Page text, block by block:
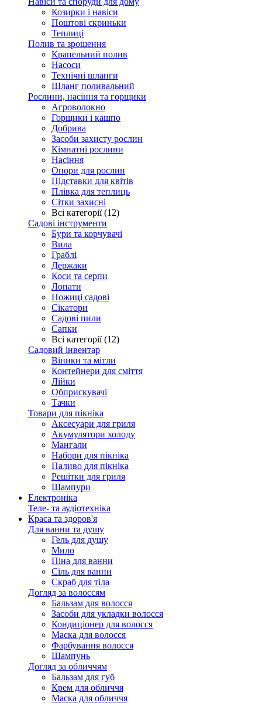
Козирки і навіси
Поштові скриньки
Теплиці
Полив та зрошення
Крапельний полив
Насоси
Технічні шланги
Шланг поливальний
Рослини, насіння та горщики
Агроволокно
Горщики і кашпо
Добрива
Засоби захисту рослин
Кімнатні рослини
Насіння
Опори для рослин
Підставки для квітів
Плівка для теплиць
Сітки захисні
Всі категорії (12)
Садові інструменти
Бури та корчувачі
Вила
Граблі
Держаки
Коси та серпи
Лопати
Ножиці садові
Сікатори
Садові пили
Сапки
Всі категорії (12)
Садовий інвентар
Віники та мітли
Контейнери для сміття
Лійки
Обприскувачі
Тачки
Товари для пікніка
Аксесуари для гриля
Акумулятори холоду
Мангали
Набори для пікніка
Паливо для пікніка
Решітки для гриля
Шампури
Електроніка
Теле- та аудіотехніка
Краса та здоров'я
Для ванни та душу
Гель для душу
Мило
Піна для ванни
Сіль для ванни
Скраб для тіла
Догляд за волоссям
Бальзам для волосся
Засоби для укладки волосся
Кондиціонер для волосся
Маска для волосся
Фарбування волосся
Шампунь
Догляд за обличчям
Бальзам для губ
Крем для обличчя
Маска для обличчя